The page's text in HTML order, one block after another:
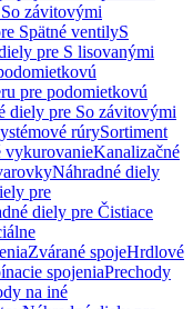
závitovými
Spätné ventilyS
pre S lisovanými
pre podomietkovú
diely pre So závitovými
rúrySortiment
vykurovanieKanalizačné
Náhradné diely
pre
diely pre Čistiace
Zvárané spojeHrdlové
spojeniaPrechody
na iné